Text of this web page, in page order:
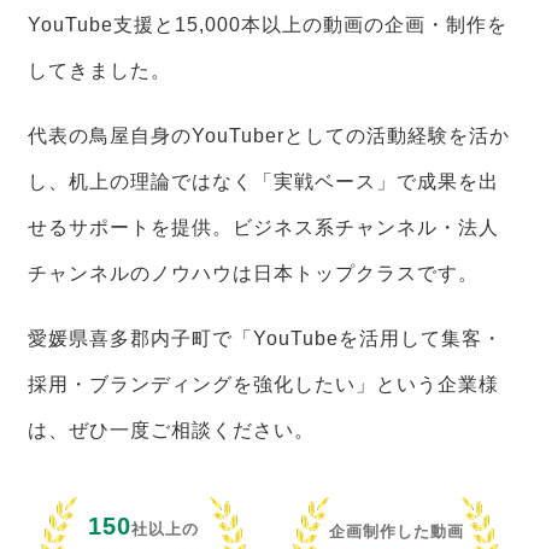
YouTube支援と15,000本以上の動画の企画・制作を
してきました。
代表の鳥屋自身のYouTuberとしての活動経験を活か
し、机上の理論ではなく「実戦ベース」で成果を出
せるサポートを提供。ビジネス系チャンネル・法人
チャンネルのノウハウは日本トップクラスです。
愛媛県喜多郡内子町で「YouTubeを活用して集客・
採用・ブランディングを強化したい」という企業様
は、ぜひ一度ご相談ください。
150社以上の
企画制作した動画